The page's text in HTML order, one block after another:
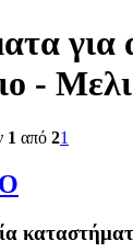
για
-
1 από 21